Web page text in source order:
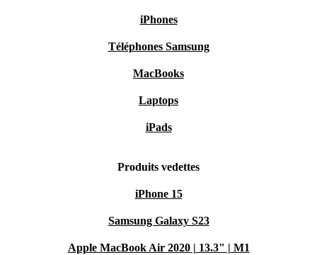
iPhones
Téléphones Samsung
MacBooks
Laptops
iPads
Produits vedettes
iPhone 15
Samsung Galaxy S23
Apple MacBook Air 2020 | 13.3" | M1